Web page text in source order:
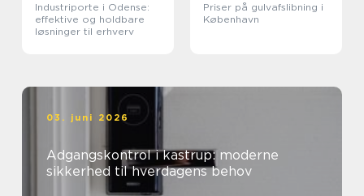
Industriporte i Odense:
effektive og holdbare
løsninger til erhverv
Priser på gulvafslibning i
København
03. juni 2026
Adgangskontrol i kastrup: moderne
sikkerhed til hverdagens behov